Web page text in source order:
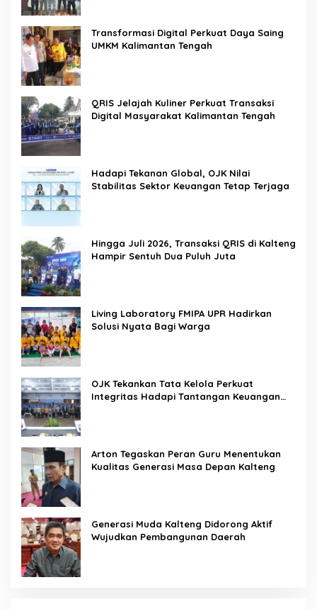
Transformasi Digital Perkuat Daya Saing
UMKM Kalimantan Tengah
QRIS Jelajah Kuliner Perkuat Transaksi
Digital Masyarakat Kalimantan Tengah
Hadapi Tekanan Global, OJK Nilai
Stabilitas Sektor Keuangan Tetap Terjaga
Hingga Juli 2026, Transaksi QRIS di Kalteng
Hampir Sentuh Dua Puluh Juta
Living Laboratory FMIPA UPR Hadirkan
Solusi Nyata Bagi Warga
OJK Tekankan Tata Kelola Perkuat
Integritas Hadapi Tantangan Keuangan
Arton Tegaskan Peran Guru Menentukan
Kualitas Generasi Masa Depan Kalteng
Generasi Muda Kalteng Didorong Aktif
Wujudkan Pembangunan Daerah